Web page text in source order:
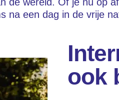
na een dag in de vrije
ook